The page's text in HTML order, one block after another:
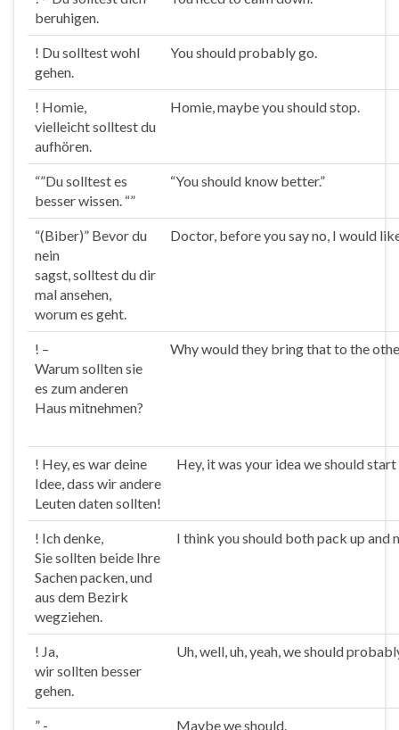
beruhigen.
! Dusolltestwohl
gehen.
You should probably go.
! Homie,
vielleichtsolltestdu
aufhören.
Homie, maybe you should stop.
“”Dusolltestes
besser wissen. “”
“You should know better.”
“(Biber)” Bevor du
nein
sagst,solltestdu dir
mal ansehen,
worum es geht.
Doctor, before you say no, I would
! –
Warumsolltensie
es zum anderen
Haus mitnehmen?
Why would they bring that to the
! Hey, es war deine
Idee, dass wir andere
Leuten datensollten!
Hey, it was your idea we should
! Ich denke,
Siesollten beide Ihre
Sachen packen, und
aus dem Bezirk
wegziehen.
I think you should both pack up
! Ja,
wirsollten besser
gehen.
Uh, well, uh, yeah, we should
” - Maybe we should.